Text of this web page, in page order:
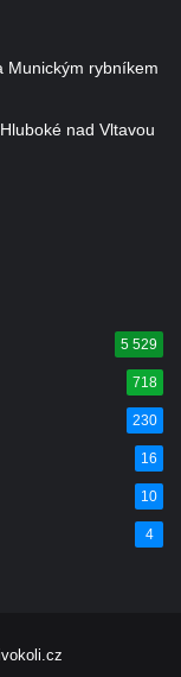
Munickým rybníkem
nad Vltavou
5 529
718
230
16
10
4